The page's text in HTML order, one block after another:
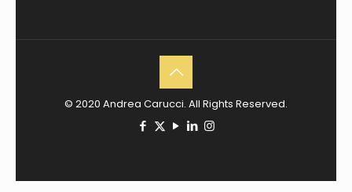
© 2020 Andrea Carucci. All Rights Reserved.